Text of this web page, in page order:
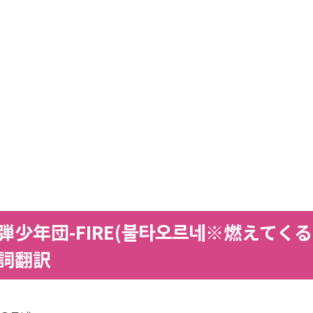
少年団-FIRE(불타오르네※燃えてく
翻訳